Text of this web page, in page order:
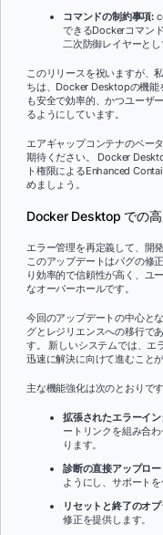
コマンドの制約事項:
できるDockerコマン
二次防御レイヤーとし
このリリースを祝いますが、
ちは、Docker Desktopの機能
も安全で効率的、かつユーザ
るようにしています。
エアギャップコンテナのベー
期待ください。 Docker
ト権限によるEnhanced
めましょう。
Docker Desktop での
エラー管理を再定義して、開
このアップデートはバグの修
り効率的で信頼性が高く、ユ
なオーバーホールです。
今回のアップデートの中心と
グとレジリエンスへの移行で
す。 新しいシステムでは、エ
迅速に解決に向けて進むことが
主な機能強化は次のとおりです
拡張されたエラーイ
ートリンクを組み合
ります。
診断の直接アップロー
ようにし、サポートを
リセットと終了のオ
修正を提供します。